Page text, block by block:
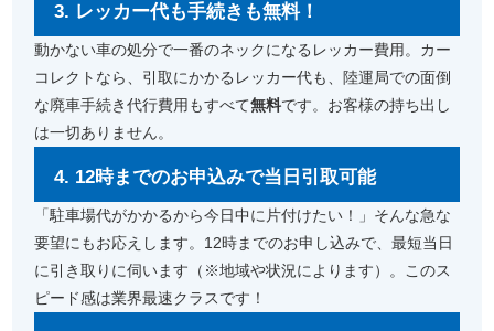
3. レッカー代も手続きも無料！
動かない車の処分で一番のネックになるレッカー費用。カー
コレクトなら、引取にかかるレッカー代も、陸運局での面倒
な廃車手続き代行費用もすべて無料です。お客様の持ち出し
は一切ありません。
4. 12時までのお申込みで当日引取可能
「駐車場代がかかるから今日中に片付けたい！」そんな急な
要望にもお応えします。12時までのお申し込みで、最短当日
に引き取りに伺います（※地域や状況によります）。このス
ピード感は業界最速クラスです！